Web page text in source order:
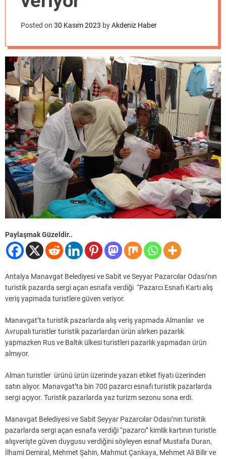
Posted on 30 Kasım 2023 byAkdeniz Haber
Paylaşmak Güzeldir..
Antalya Manavgat Belediyesi ve Sabit ve Seyyar Pazarcılar Odası’nın
turistik pazarda sergi açan esnafa verdiği “Pazarcı Esnafı Kartı alış
veriş yapmada turistlere güven veriyor.
Manavgat’ta turistik pazarlarda alış veriş yapmada Almanlar ve
Avrupalı turistler turistik pazarlardan ürün alırken pazarlık
yapmazken Rus ve Baltık ülkesi turistleri pazarlık yapmadan ürün
almıyor.
Alman turistler ürünü ürün üzerinde yazan etiket fiyatı üzerinden
satın alıyor. Manavgat’ta bin 700 pazarcı esnafı turistik pazarlarda
sergi açıyor. Turistik pazarlarda yaz turizm sezonu sona erdi.
Manavgat Belediyesi ve Sabit Seyyar Pazarcılar Odası’nın turistik
pazarlarda sergi açan esnafa verdiği “pazarcı” kimlik kartının turistle
alışverişte güven duygusu verdiğini söyleyen esnaf Mustafa Duran,
İlhami Demiral, Mehmet Şahin, Mahmut Çankaya, Mehmet Ali Bilir ve